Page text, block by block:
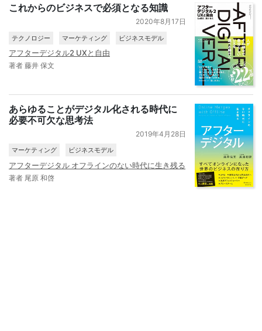
これからのビジネスで必須となる知識
2020年8月17日
テクノロジー マーケティング ビジネスモデル
アフターデジタル2 UXと自由
著者 藤井 保文
あらゆることがデジタル化される時代に
必要不可欠な思考法
2019年4月28日
マーケティング ビジネスモデル
アフターデジタル オフラインのない時代に生き残る
著者 尾原 和啓